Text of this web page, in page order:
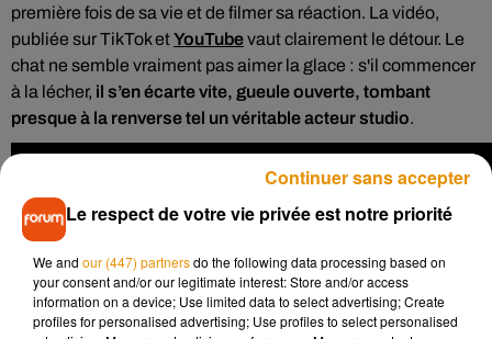
première fois de sa vie et de filmer sa réaction. La vidéo,
publiée sur TikTok etYouTubevaut clairement le détour. Le
chat ne semble vraiment pas aimer la glace : s'il commencer
à la lécher, il s’en écarte vite, gueule ouverte, tombant
presque à la renverse tel un véritable acteur studio.
Le respect de votre vie privée est notre priorité
We and our (447) partnersdo the following data processing based on
your consent and/or our legitimate interest: Store and/or access
information on a device; Use limited data to select advertising; Create
profiles for personalised advertising; Use profiles to select personalised
Continuer sans accepter